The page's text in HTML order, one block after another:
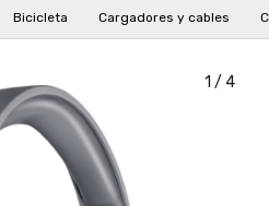
Bicicleta Cargadores y cables
1 / 4